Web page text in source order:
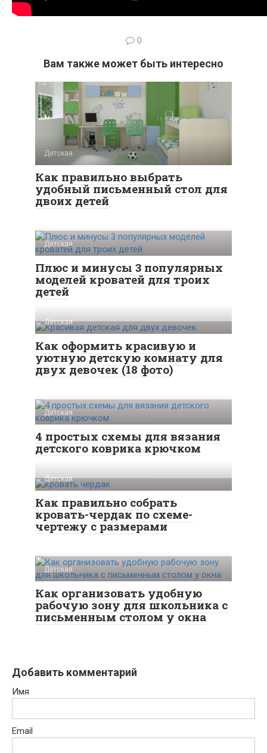
0
Вам также может быть интересно
Детская
Как правильно выбрать
удобный письменный стол для
двоих детей
Детская
Плюс и минусы 3 популярных
моделей кроватей для троих
детей
Детская
Как оформить красивую и
уютную детскую комнату для
двух девочек (18 фото)
Детская
4 простых схемы для вязания
детского коврика крючком
Детская
Как правильно собрать
кровать-чердак по схеме-
чертежу с размерами
Детская
Как организовать удобную
рабочую зону для школьника с
письменным столом у окна
Добавить комментарий
Имя
Email